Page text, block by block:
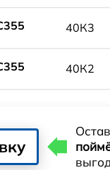
40К3
40К2